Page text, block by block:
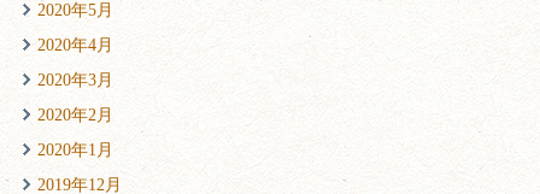
2020年5月
2020年4月
2020年3月
2020年2月
2020年1月
2019年12月